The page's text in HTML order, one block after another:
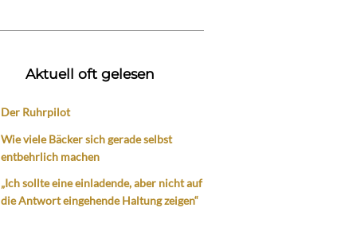
Aktuell oft gelesen
Der Ruhrpilot
Wie viele Bäcker sich gerade selbst
entbehrlich machen
„Ich sollte eine einladende, aber nicht auf
die Antwort eingehende Haltung zeigen“